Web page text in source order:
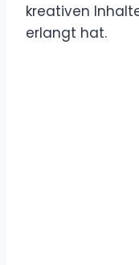
kreativen
erlangt hat.